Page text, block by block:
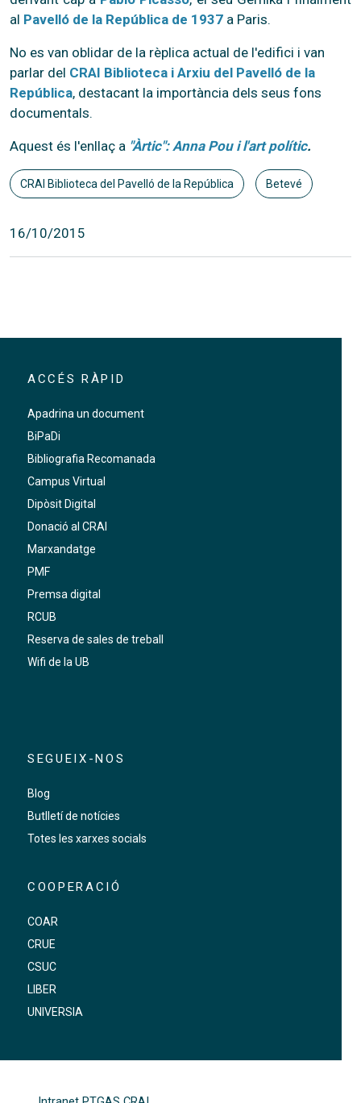
al Pavelló de la República de 1937 a Paris.
No es van oblidar de la rèplica actual de l'edifici i van
parlar del CRAI Biblioteca i Arxiu del Pavelló de la
República, destacant la importància dels seus fons
documentals.
Aquest és l'enllaç a "Àrtic": Anna Pou i l'art polític.
CRAI Biblioteca del Pavelló de la República Betevé
16/10/2015
ACCÉS RÀPID
Apadrina un document
BiPaDi
Bibliografia Recomanada
Campus Virtual
Dipòsit Digital
Donació al CRAI
Marxandatge
PMF
Premsa digital
RCUB
Reserva de sales de treball
Wifi de la UB
SEGUEIX-NOS
Blog
Butlletí de notícies
Totes les xarxes socials
COOPERACIÓ
COAR
CRUE
CSUC
LIBER
UNIVERSIA